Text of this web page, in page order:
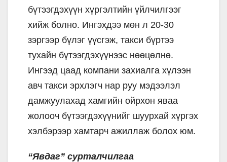
бүтээгдэхүүн хүргэлтийн үйлчилгээг
хийж болно. Ингэхдээ мөн л 20-30
зэргээр бүлэг үүсгэж, такси бүртээ
тухайн бүтээгдэхүүнээс нөөцөлнө.
Ингээд цаад компани захиалга хүлээн
авч такси эрхлэгч нар руу мэдээлэл
дамжуулахад хамгийн ойрхон яваа
жолооч бүтээгдэхүүнийг шуурхай хүргэх
хэлбэрээр хамтарч ажиллаж болох юм.
“Явдаг” сурталчилгаа